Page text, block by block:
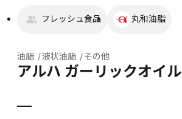
フレッシュ食品 丸和油脂
油脂 液状油脂 その他
アルハ ガーリックオイル